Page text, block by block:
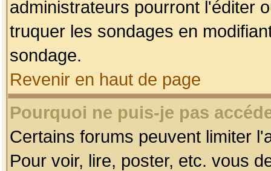
administrateurs pourront l'éditer
truquer les sondages en
sondage.
Revenir en haut de page
Pourquoi ne puis-je pas
Certains forums peuvent limiter
Pour voir, lire, poster, etc. vous